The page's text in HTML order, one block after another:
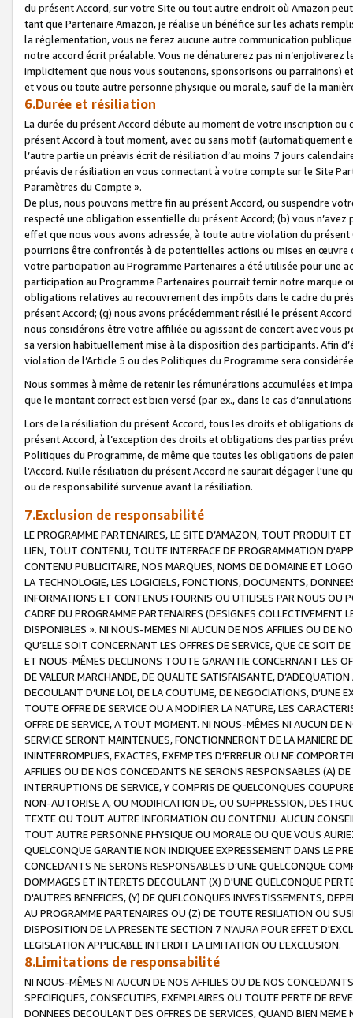
du présent Accord, sur votre Site ou tout autre endroit où Amazon
tant que Partenaire Amazon, je réalise un bénéfice sur les achats
la réglementation, vous ne ferez aucune autre communication
notre accord écrit préalable. Vous ne dénaturerez pas ni
implicitement que nous vous soutenons, sponsorisons ou parrainons)
et vous ou toute autre personne physique ou morale, sauf de la
6.Durée et résiliation
La durée du présent Accord débute au moment de votre inscription
présent Accord à tout moment, avec ou sans motif (automatiquement
l’autre partie un préavis écrit de résiliation d’au moins 7 jours
préavis de résiliation en vous connectant à votre compte sur le Site
Paramètres du Compte ».
De plus, nous pouvons mettre fin au présent Accord, ou suspendre
respecté une obligation essentielle du présent Accord; (b) vous
effet que nous vous avons adressée, à toute autre violation du
pourrions être confrontés à de potentielles actions ou mises en
votre participation au Programme Partenaires a été utilisée pour une
participation au Programme Partenaires pourrait ternir notre marque
obligations relatives au recouvrement des impôts dans le cadre du
présent Accord; (g) nous avons précédemment résilié le présent
nous considérons être votre affiliée ou agissant de concert avec vous
sa version habituellement mise à la disposition des participants. Afin
violation de l’Article 5 ou des Politiques du Programme sera
Nous sommes à même de retenir les rémunérations accumulées et
que le montant correct est bien versé (par ex., dans le cas
Lors de la résiliation du présent Accord, tous les droits et obligations
présent Accord, à l’exception des droits et obligations des parties
Politiques du Programme, de même que toutes les obligations de
l’Accord. Nulle résiliation du présent Accord ne saurait dégager l'une
ou de responsabilité survenue avant la résiliation.
7.Exclusion de responsabilité
LE PROGRAMME PARTENAIRES, LE SITE D’AMAZON, TOUT PRODUIT
LIEN, TOUT CONTENU, TOUTE INTERFACE DE PROGRAMMATION
CONTENU PUBLICITAIRE, NOS MARQUES, NOMS DE DOMAINE ET
LA TECHNOLOGIE, LES LOGICIELS, FONCTIONS, DOCUMENTS,
INFORMATIONS ET CONTENUS FOURNIS OU UTILISES PAR NOUS OU
CADRE DU PROGRAMME PARTENAIRES (DESIGNES COLLECTIVEMENT
DISPONIBLES ». NI NOUS-MEMES NI AUCUN DE NOS AFFILIES OU DE
QU’ELLE SOIT CONCERNANT LES OFFRES DE SERVICE, QUE CE SOIT
ET NOUS-MÊMES DECLINONS TOUTE GARANTIE CONCERNANT LES
DE VALEUR MARCHANDE, DE QUALITE SATISFAISANTE,
DECOULANT D’UNE LOI, DE LA COUTUME, DE NEGOCIATIONS, D’UNE
TOUTE OFFRE DE SERVICE OU A MODIFIER LA NATURE, LES
OFFRE DE SERVICE, A TOUT MOMENT. NI NOUS-MÊMES NI AUCUN DE
SERVICE SERONT MAINTENUES, FONCTIONNERONT DE LA MANIERE
ININTERROMPUES, EXACTES, EXEMPTES D’ERREUR OU NE
AFFILIES OU DE NOS CONCEDANTS NE SERONS RESPONSABLES (A)
INTERRUPTIONS DE SERVICE, Y COMPRIS DE QUELCONQUES
NON-AUTORISE A, OU MODIFICATION DE, OU SUPPRESSION,
TEXTE OU TOUT AUTRE INFORMATION OU CONTENU. AUCUN
TOUT AUTRE PERSONNE PHYSIQUE OU MORALE OU QUE VOUS
QUELCONQUE GARANTIE NON INDIQUEE EXPRESSEMENT DANS LE
CONCEDANTS NE SERONS RESPONSABLES D’UNE QUELCONQUE
DOMMAGES ET INTERETS DECOULANT (X) D'UNE QUELCONQUE
D'AUTRES BENEFICES, (Y) DE QUELCONQUES INVESTISSEMENTS,
AU PROGRAMME PARTENAIRES OU (Z) DE TOUTE RESILIATION OU
DISPOSITION DE LA PRESENTE SECTION 7 N'AURA POUR EFFET
LEGISLATION APPLICABLE INTERDIT LA LIMITATION OU L’EXCLUSION.
8.Limitations de responsabilité
NI NOUS-MÊMES NI AUCUN DE NOS AFFILIES OU DE NOS
SPECIFIQUES, CONSECUTIFS, EXEMPLAIRES OU TOUTE PERTE DE
DONNEES DECOULANT DES OFFRES DE SERVICES, QUAND BIEN